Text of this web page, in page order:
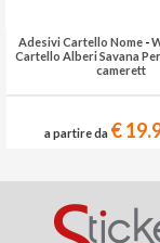
Adesivi Cartello Nome -
Cartello Alberi Savana
camerett
a partire da €